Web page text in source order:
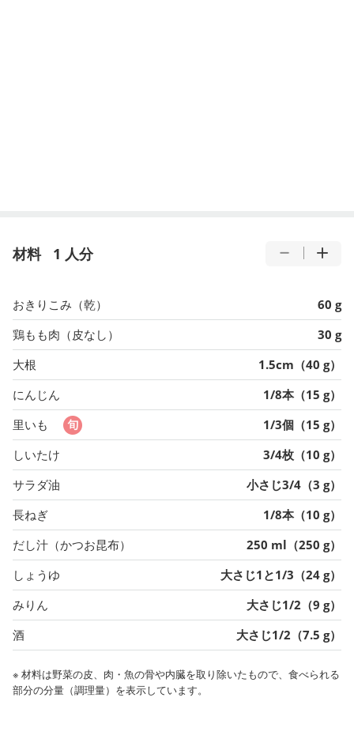
材料 1 人分
おきりこみ（乾）
60 g
鶏もも肉（皮なし）
30 g
大根
1.5cm（40 g）
にんじん
1/8本（15 g）
里いも
1/3個（15 g）
しいたけ
3/4枚（10 g）
サラダ油
小さじ3/4（3 g）
長ねぎ
1/8本（10 g）
だし汁（かつお昆布）
250 ml（250 g）
しょうゆ
大さじ1と1/3（24 g）
みりん
大さじ1/2（9 g）
酒
大さじ1/2（7.5 g）
※ 材料は野菜の皮、肉・魚の骨や内臓を取り除いたもので、食べられる
部分の分量（調理量）を表示しています。